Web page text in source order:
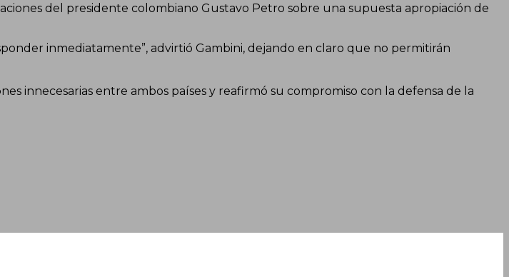
del presidente colombiano Gustavo Petro sobre una supuesta apropiación de
inmediatamente”, advirtió Gambini, dejando en claro que no permitirán
innecesarias entre ambos países y reafirmó su compromiso con la defensa de la